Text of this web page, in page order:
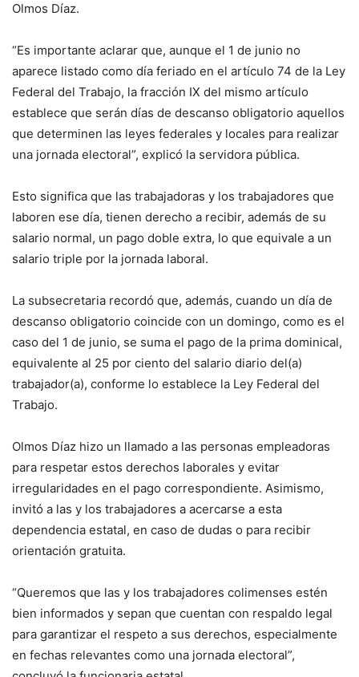
Olmos Díaz.
“Es importante aclarar que, aunque el 1 de junio no
aparece listado como día feriado en el artículo 74 de la Ley
Federal del Trabajo, la fracción IX del mismo artículo
establece que serán días de descanso obligatorio aquellos
que determinen las leyes federales y locales para realizar
una jornada electoral”, explicó la servidora pública.
Esto significa que las trabajadoras y los trabajadores que
laboren ese día, tienen derecho a recibir, además de su
salario normal, un pago doble extra, lo que equivale a un
salario triple por la jornada laboral.
La subsecretaria recordó que, además, cuando un día de
descanso obligatorio coincide con un domingo, como es el
caso del 1 de junio, se suma el pago de la prima dominical,
equivalente al 25 por ciento del salario diario del(a)
trabajador(a), conforme lo establece la Ley Federal del
Trabajo.
Olmos Díaz hizo un llamado a las personas empleadoras
para respetar estos derechos laborales y evitar
irregularidades en el pago correspondiente. Asimismo,
invitó a las y los trabajadores a acercarse a esta
dependencia estatal, en caso de dudas o para recibir
orientación gratuita.
“Queremos que las y los trabajadores colimenses estén
bien informados y sepan que cuentan con respaldo legal
para garantizar el respeto a sus derechos, especialmente
en fechas relevantes como una jornada electoral”,